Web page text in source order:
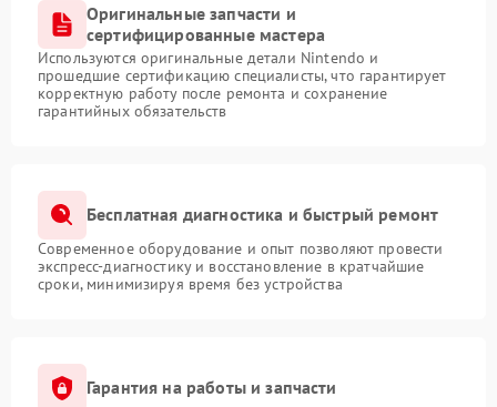
Оригинальные запчасти и
сертифицированные мастера
Используются оригинальные детали Nintendo и
прошедшие сертификацию специалисты, что гарантирует
корректную работу после ремонта и сохранение
гарантийных обязательств
Бесплатная диагностика и быстрый ремонт
Современное оборудование и опыт позволяют провести
экспресс-диагностику и восстановление в кратчайшие
сроки, минимизируя время без устройства
Гарантия на работы и запчасти